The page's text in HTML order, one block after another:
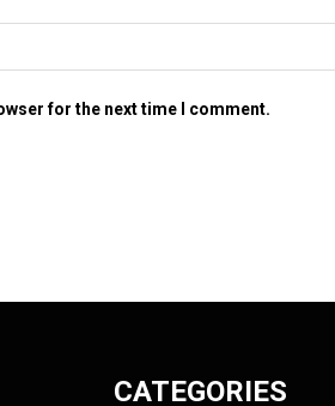
for the next time I comment.
CATEGORIES